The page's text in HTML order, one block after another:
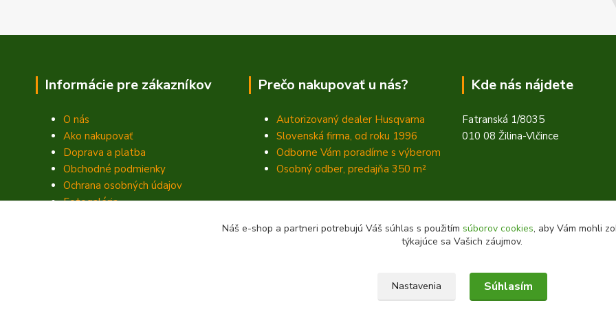
Informácie pre zákazníkov
O nás
Ako nakupovať
Doprava a platba
Obchodné podmienky
Ochrana osobných údajov
Fotogaléria
Prečo nakupovať u nás?
Autorizovaný dealer Husqvarna
Slovenská firma, od roku 1996
Odborne Vám poradíme s výberom
Osobný odber, predajňa 350 m²
Kde nás nájdete
Fatranská 1/8035
010 08 Žilina-Vlčince
Náš e-shop a partneri potrebujú Váš súhlas s použitím súborov cookies, aby Vám mohli
týkajúce sa Vašich záujmov.
Nastavenia Súhlasím